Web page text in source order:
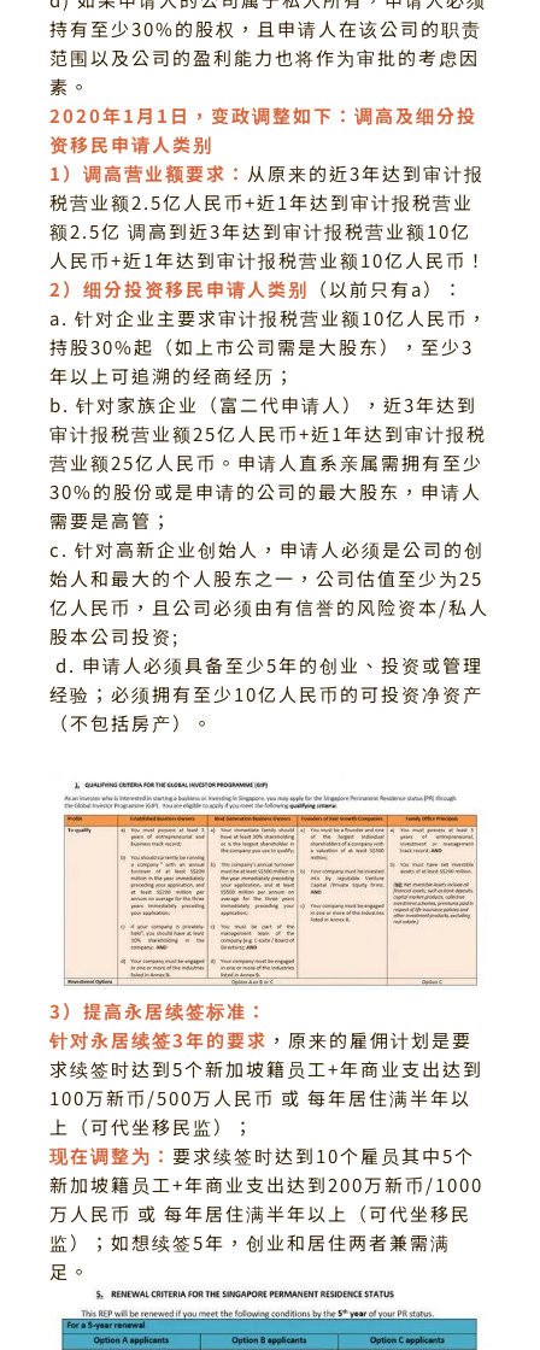
持有至少30%的股权，且申请人在该公司的职责
范围以及公司的盈利能力也将作为审批的考虑因
素。
2020年1月1日，变政调整如下： 调高及细分投
资移民申请人类别
1）调高营业额要求： 从原来的近3年达到审计报
税营业额2.5亿人民币+近1年达到审计报税营业
额2.5亿 调高到近3年达到审计报税营业额10亿
人民币+近1年达到审计报税营业额10亿人民币！
2）细分投资移民申请人类别 （以前只有a）：
a. 针对企业主要求审计报税营业额10亿人民币，
持股30%起（如上市公司需是大股东），至少3
年以上可追溯的经商经历；
b. 针对家族企业（富二代申请人），近3年达到
审计报税营业额25亿人民币+近1年达到审计报税
营业额25亿人民币。 申请人直系亲属需拥有至少
30%的股份或是申请的公司的最大股东，申请人
需要是高管；
c. 针对高新企业创始人，申请人必须是公司的创
始人和最大的个人股东之一，公司估值至少为25
亿人民币，且公司必须由有信誉的风险资本/私人
股本公司投资;
d. 申请人必须具备至少5年的创业、投资或管理
经验； 必须拥有至少10亿人民币的可投资净资产
（不包括房产）。
3）提高永居续签标准：
针对永居续签3年的要求 ，原来的雇佣计划是要
求续签时达到5个新加坡籍员工+年商业支出达到
100万新币/500万人民币 或 每年居住满半年以
上（可代坐移民监）；
现在调整为： 要求续签时达到10个雇员其中5个
新加坡籍员工+年商业支出达到200万新币/1000
万人民币 或 每年居住满半年以上（可代坐移民
监）； 如想续签5年，创业和居住两者兼需满
足。